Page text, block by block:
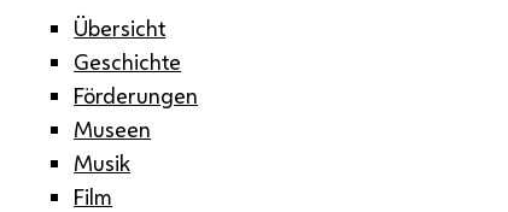
Übersicht
Geschichte
Förderungen
Museen
Musik
Film